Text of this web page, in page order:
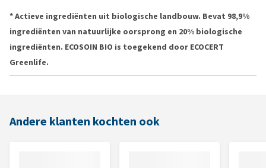
* Actieve ingrediënten uit biologische landbouw. Bevat 98,9%
ingrediënten van natuurlijke oorsprong en 20% biologische
ingrediënten. ECOSOIN BIO is toegekend door ECOCERT
Greenlife.
Andere klanten kochten ook